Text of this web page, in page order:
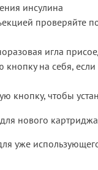
инсулина
проверяйте
игла
кнопку на себя,
кнопку, чтобы
нового
уже